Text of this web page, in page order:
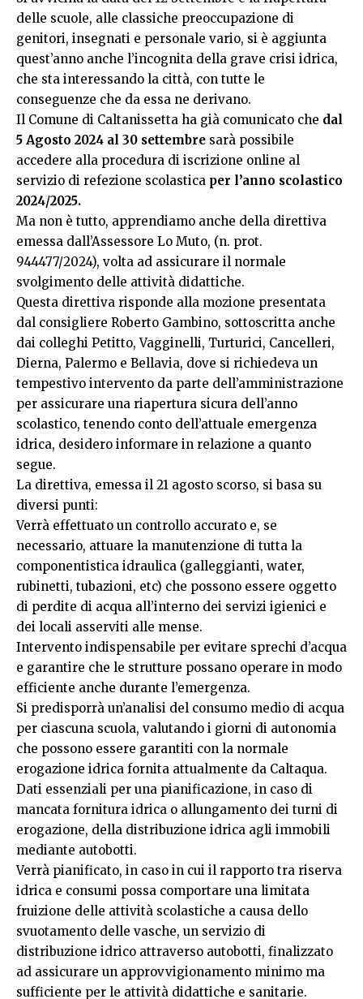
delle scuole, alle classiche preoccupazione di
genitori, insegnati e personale vario, si è aggiunta
quest’anno anche l’incognita della grave crisi idrica,
che sta interessando la città, con tutte le
conseguenze che da essa ne derivano.
Il Comune di Caltanissetta ha già comunicato che dal
5 Agosto 2024 al 30 settembre sarà possibile
accedere alla procedura di iscrizione online al
servizio di refezione scolastica per l’anno scolastico
2024/2025.
Ma non è tutto, apprendiamo anche della direttiva
emessa dall’Assessore Lo Muto, (n. prot.
944477/2024), volta ad assicurare il normale
svolgimento delle attività didattiche.
Questa direttiva risponde alla mozione presentata
dal consigliere Roberto Gambino, sottoscritta anche
dai colleghi Petitto, Vagginelli, Turturici, Cancelleri,
Dierna, Palermo e Bellavia, dove si richiedeva un
tempestivo intervento da parte dell’amministrazione
per assicurare una riapertura sicura dell’anno
scolastico, tenendo conto dell’attuale emergenza
idrica, desidero informare in relazione a quanto
segue.
La direttiva, emessa il 21 agosto scorso, si basa su
diversi punti:
Verrà effettuato un controllo accurato e, se
necessario, attuare la manutenzione di tutta la
componentistica idraulica (galleggianti, water,
rubinetti, tubazioni, etc) che possono essere oggetto
di perdite di acqua all’interno dei servizi igienici e
dei locali asserviti alle mense.
Intervento indispensabile per evitare sprechi d’acqua
e garantire che le strutture possano operare in modo
efficiente anche durante l’emergenza.
Si predisporrà un’analisi del consumo medio di acqua
per ciascuna scuola, valutando i giorni di autonomia
che possono essere garantiti con la normale
erogazione idrica fornita attualmente da Caltaqua.
Dati essenziali per una pianificazione, in caso di
mancata fornitura idrica o allungamento dei turni di
erogazione, della distribuzione idrica agli immobili
mediante autobotti.
Verrà pianificato, in caso in cui il rapporto tra riserva
idrica e consumi possa comportare una limitata
fruizione delle attività scolastiche a causa dello
svuotamento delle vasche, un servizio di
distribuzione idrico attraverso autobotti, finalizzato
ad assicurare un approvvigionamento minimo ma
sufficiente per le attività didattiche e sanitarie.